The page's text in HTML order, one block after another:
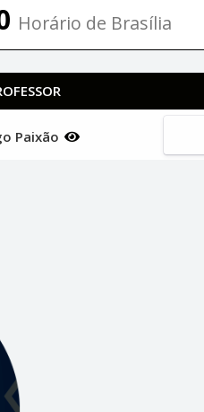
Horário de Brasília
Paixão